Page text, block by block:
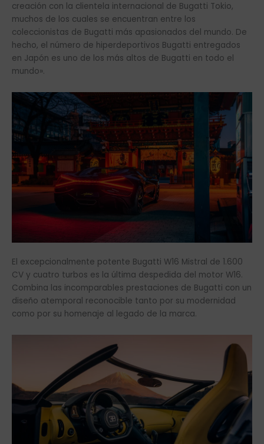
creación con la clientela internacional de Bugatti Tokio,
muchos de los cuales se encuentran entre los
coleccionistas de Bugatti más apasionados del mundo. De
hecho, el número de hiperdeportivos Bugatti entregados
en Japón es uno de los más altos de Bugatti en todo el
mundo».
El excepcionalmente potente Bugatti W16 Mistral de 1.600
CV y cuatro turbos es la última despedida del motor W16.
Combina las incomparables prestaciones de Bugatti con un
diseño atemporal reconocible tanto por su modernidad
como por su homenaje al legado de la marca.